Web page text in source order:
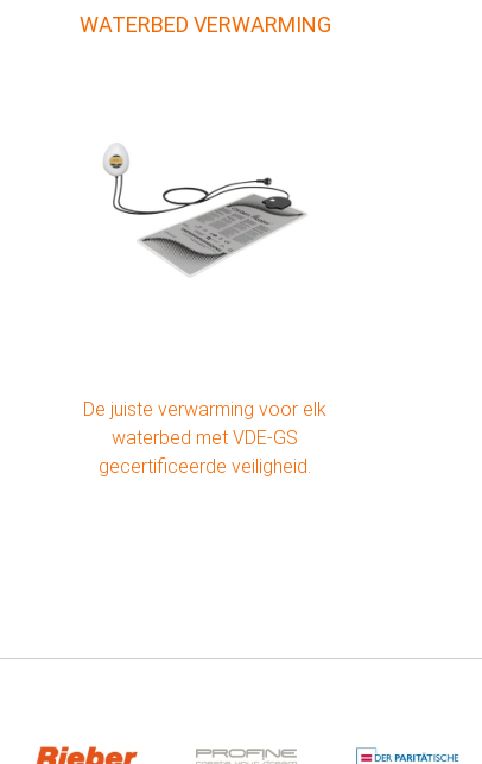
WATERBED VERWARMING
De juiste verwarming voor elk
waterbed met VDE-GS
gecertificeerde veiligheid.